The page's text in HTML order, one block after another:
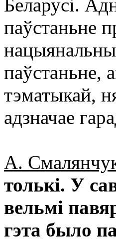
Беларусі.
паўстаньне
паўстаньне,
тэматыкай,
адзначае
А.
толькі. У
вельмі
гэта было